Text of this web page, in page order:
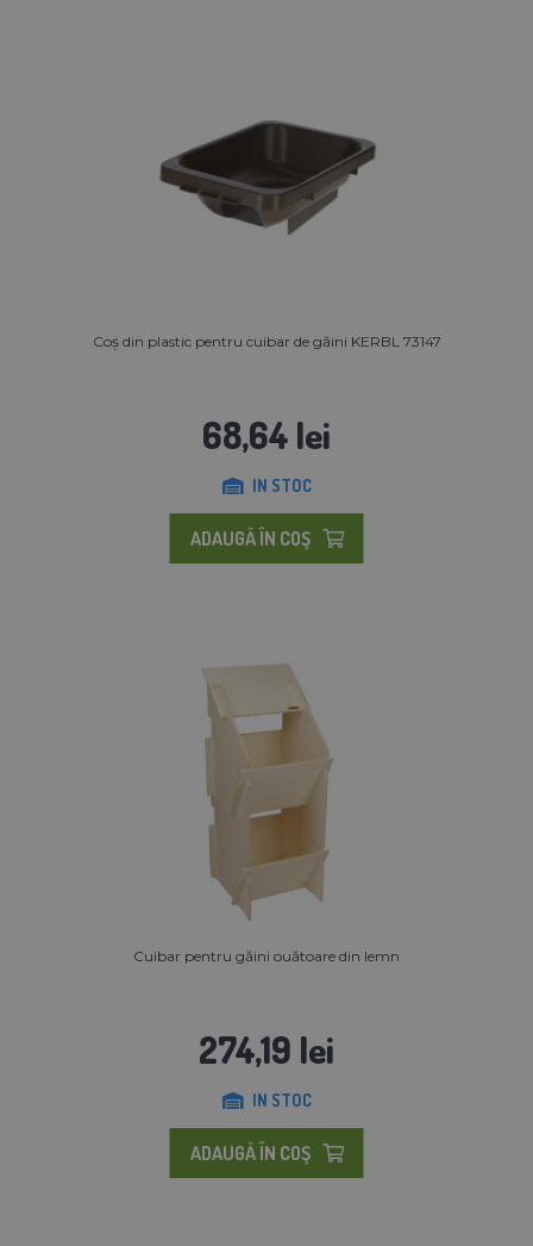
Coș din plastic pentru cuibar de găini KERBL 73147
68,64 lei
IN STOC
ADAUGĂ ÎN COŞ
Cuibar pentru găini ouătoare din lemn
274,19 lei
IN STOC
ADAUGĂ ÎN COŞ